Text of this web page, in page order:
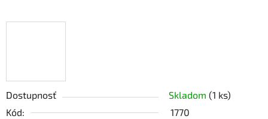
Dostupnosť Skladom (1 ks)
Kód:
1770